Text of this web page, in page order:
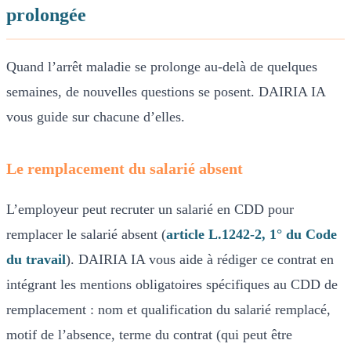
prolongée
Quand l’arrêt maladie se prolonge au-delà de quelques
semaines, de nouvelles questions se posent. DAIRIA IA
vous guide sur chacune d’elles.
Le remplacement du salarié absent
L’employeur peut recruter un salarié en CDD pour
remplacer le salarié absent (article L.1242-2, 1° du Code
du travail). DAIRIA IA vous aide à rédiger ce contrat en
intégrant les mentions obligatoires spécifiques au CDD de
remplacement : nom et qualification du salarié remplacé,
motif de l’absence, terme du contrat (qui peut être